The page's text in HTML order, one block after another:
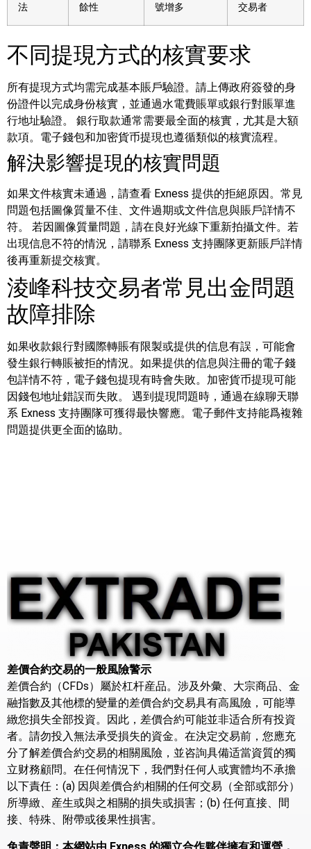
法
餘性
號增多
交易者
不同提現方式的核實要求
所有提現方式均需完成基本賬戶驗證。請上傳政府簽發的身
份證件以完成身份核實，並通過水電費賬單或銀行對賬單進
行地址驗證。
銀行取款通常需要最全面的核實，尤其是大額
款項。電子錢包和加密貨币提現也遵循類似的核實流程。
解決影響提現的核實問題
如果文件核實未通過，請查看 Exness 提供的拒絕原因。常見
問題包括圖像質量不佳、文件過期或文件信息與賬戶詳情不
符。
若因圖像質量問題，請在良好光線下重新拍攝文件。若
出現信息不符的情況，請聯系 Exness 支持團隊更新賬戶詳情
後再重新提交核實。
淩峰科技交易者常見出金問題
故障排除
如果收款銀行對國際轉賬有限製或提供的信息有誤，可能會
發生銀行轉賬被拒的情況。如果提供的信息與注冊的電子錢
包詳情不符，電子錢包提現有時會失敗。加密貨币提現可能
因錢包地址錯誤而失敗。
遇到提現問題時，通過在線聊天聯
系 Exness 支持團隊可獲得最快響應。電子郵件支持能爲複雜
問題提供更全面的協助。
差價合約交易的一般風險警示
差價合約（CFDs）屬於杠杆産品。涉及外彙、大宗商品、金
融指數及其他標的變量的差價合約交易具有高風險，可能導
緻您損失全部投資。因此，差價合約可能並非适合所有投資
者。請勿投入無法承受損失的資金。在決定交易前，您應充
分了解差價合約交易的相關風險，並咨詢具備适當資質的獨
立财務顧問。在任何情況下，我們對任何人或實體均不承擔
以下責任：(a) 因與差價合約相關的任何交易（全部或部分）
所導緻、産生或與之相關的損失或損害；(b) 任何直接、間
接、特殊、附帶或後果性損害。